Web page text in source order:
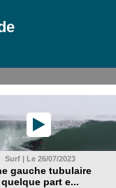
Surf | Le 26/07/2023
gauche tubulaire
quelque part e...